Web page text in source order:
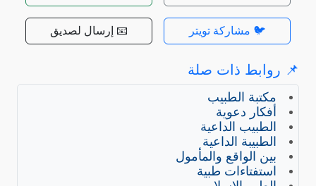
🐦 مشاركة تويتر 📧 إرسال لصديق
📌 روابط ذات صلة
مكتبة الطبيب
أفكار دعوية
الطبيب الداعية
الطبيبة الداعية
بين الواقع والمأمول
استفتاءات طبية